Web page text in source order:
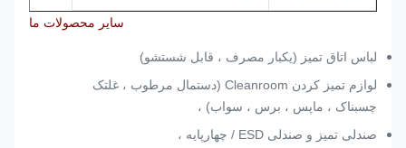
سایر محصولات ما
لباس اتاق تمیز (یکبار مصرف ، قابل شستشو)
لوازم تمیز کردن Cleanroom (دستمال مرطوب ، غلتک
چسبناک ، ماپس ، برس ، سواب) ،
صندلی تمیز و صندلی ESD / چهارپایه ،